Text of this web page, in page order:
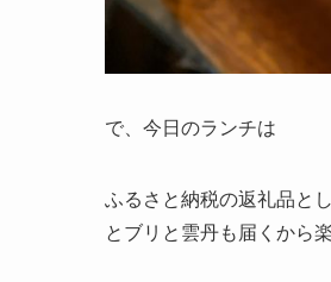
で、今日のランチは
ふるさと納税の返礼品と
とブリと雲丹も届くから